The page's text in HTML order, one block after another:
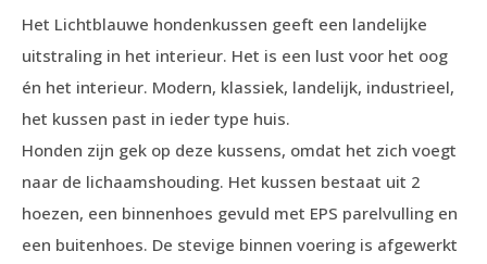
Het Lichtblauwe hondenkussen geeft een landelijke
uitstraling in het interieur. Het is een lust voor het oog
én het interieur. Modern, klassiek, landelijk, industrieel,
het kussen past in ieder type huis.
Honden zijn gek op deze kussens, omdat het zich voegt
naar de lichaamshouding. Het kussen bestaat uit 2
hoezen, een binnenhoes gevuld met EPS parelvulling en
een buitenhoes. De stevige binnen voering is afgewerkt